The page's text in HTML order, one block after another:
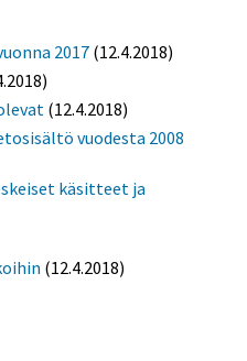
2017 (12.4.2018)
(12.4.2018)
vuodesta 2008
käsitteet ja
(12.4.2018)